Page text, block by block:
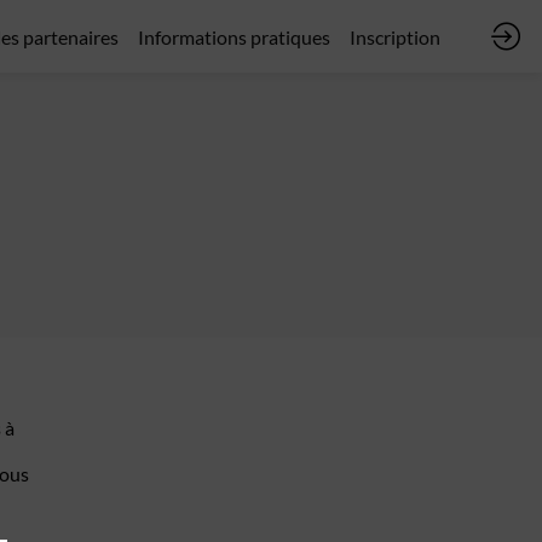
partenaires Informations pratiques Inscription